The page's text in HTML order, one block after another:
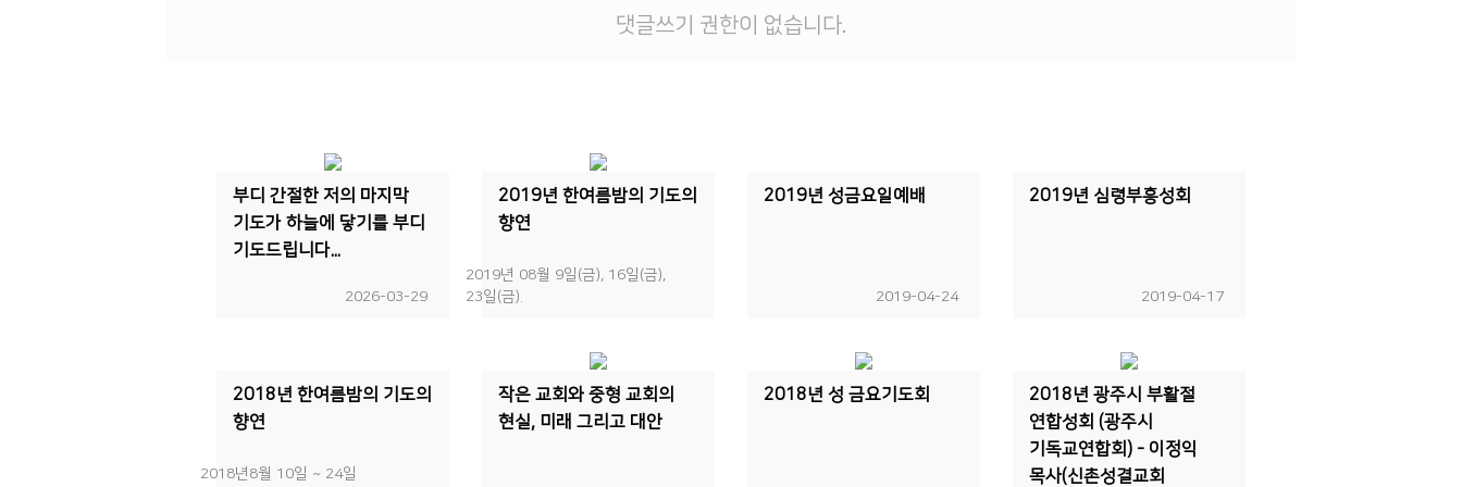
댓글쓰기 권한이 없습니다.
부디 간절한 저의 마지막
기도가 하늘에 닿기를 부디
기도드립니다...
2026-03-29
2019년 한여름밤의 기도의
향연
2019년 08월 9일(금), 16일(금),
23일(금).
2019년 성금요일예배
2019-04-24
2019년 심령부흥성회
2019-04-17
2018년 한여름밤의 기도의
향연
2018년8월 10일 ~ 24일
작은 교회와 중형 교회의
현실, 미래 그리고 대안
2018년 성 금요기도회
2018년 광주시 부활절
연합성회 (광주시
기독교연합회) - 이정익
목사(신촌성결교회